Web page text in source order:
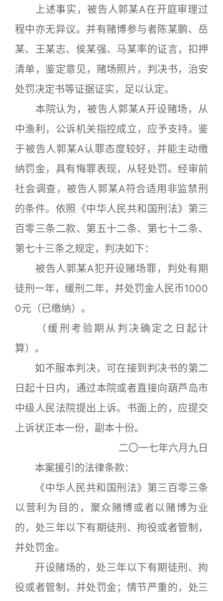
上述事实，被告人郭某A在开庭审理过
程中亦无异议。并有赌博参与者陈某鹏、岳
某、王某志、侯某强、马某率的证言，扣押
清单，鉴定意见，赌场照片，判决书，治安
处罚决定书等证据证实，足以认定。
本院认为，被告人郭某A开设赌场，从
中渔利，公诉机关指控成立，应予支持。鉴
于被告人郭某A认罪态度较好，并能主动缴
纳罚金，具有悔罪表现，从轻处罚。经审前
社会调查，被告人郭某A符合适用非监禁刑
的条件。依照《中华人民共和国刑法》第三
百零三条二款、第五十二条、第七十二条、
第七十三条之规定，判决如下：
被告人郭某A犯开设赌场罪，判处有期
徒刑一年，缓刑二年，并处罚金人民币1000
0元（已缴纳）。
（缓刑考验期从判决确定之日起计
算）。
如不服本判决，可在接到判决书的第二
日起十日内，通过本院或者直接向葫芦岛市
中级人民法院提出上诉。书面上的，应提交
上诉状正本一份，副本十份。
二〇一七年六月九日
本案援引的法律条款：
《中华人民共和国刑法》第三百零三条
以营利为目的，聚众赌博或者以赌博为业
的，处三年以下有期徒刑、拘役或者管制，
并处罚金。
开设赌场的，处三年以下有期徒刑、拘
役或者管制，并处罚金；情节严重的，处三